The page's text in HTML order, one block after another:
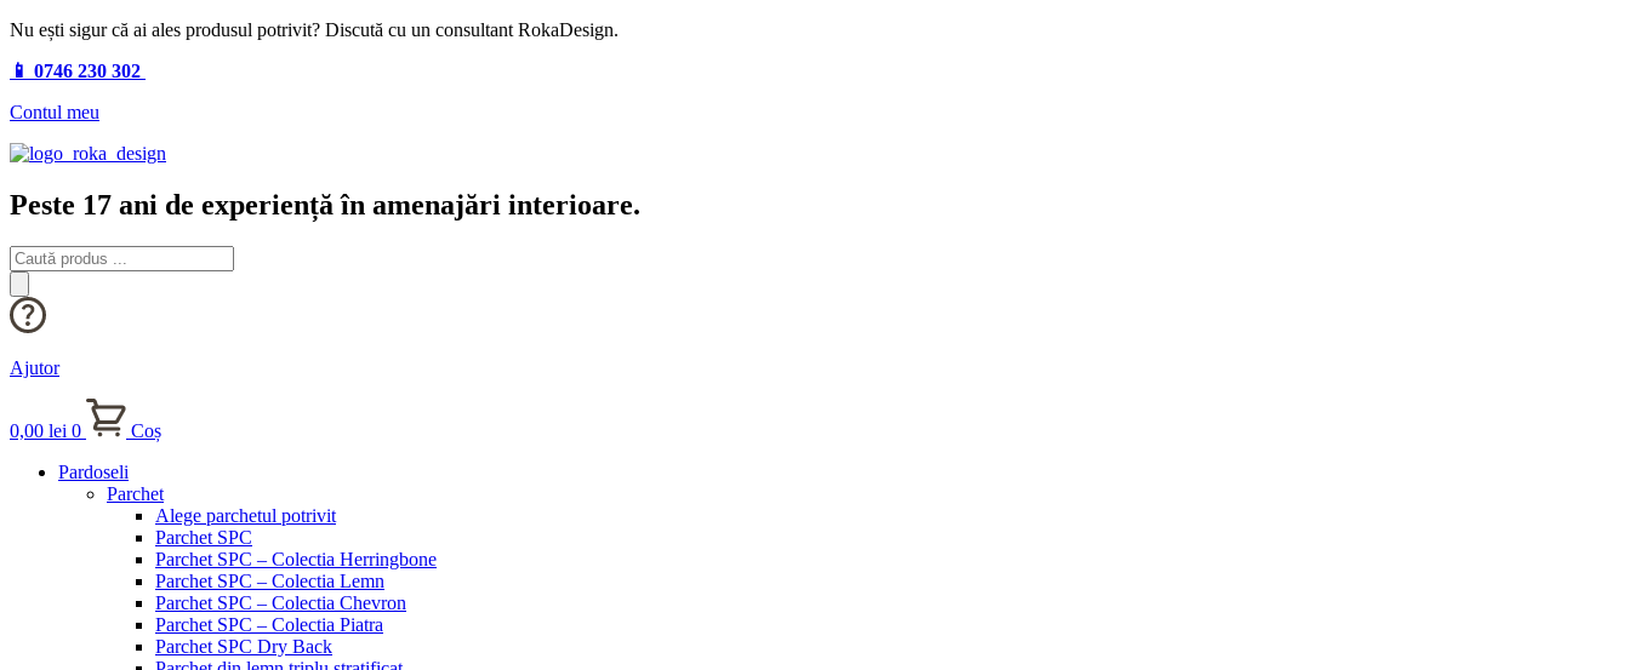
Nu ești sigur că ai ales produsul potrivit? Discută cu un consultant RokaDesign.
📱 0746 230 302
Contul meu
Peste 17 ani de experiență în amenajări interioare.
Products
search
Ajutor
0,00 lei 0
Coș
Pardoseli
Parchet
Alege parchetul potrivit
Parchet SPC
Parchet SPC – Colectia Herringbone
Parchet SPC – Colectia Lemn
Parchet SPC – Colectia Chevron
Parchet SPC – Colectia Piatra
Parchet SPC Dry Back